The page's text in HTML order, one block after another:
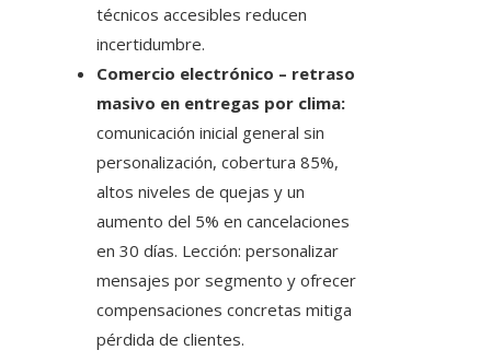
técnicos accesibles reducen
incertidumbre.
Comercio electrónico – retraso
masivo en entregas por clima:
comunicación inicial general sin
personalización, cobertura 85%,
altos niveles de quejas y un
aumento del 5% en cancelaciones
en 30 días. Lección: personalizar
mensajes por segmento y ofrecer
compensaciones concretas mitiga
pérdida de clientes.